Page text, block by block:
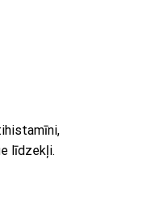
līdzekļi.